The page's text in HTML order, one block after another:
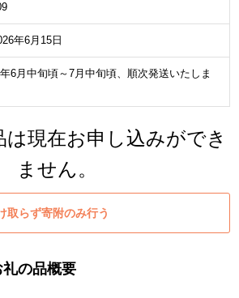
年6月15日
6月中旬頃～7月中旬頃、順次発送いたしま
は現在お申し込みができ
ません。
取らず寄附のみ行う
の品概要